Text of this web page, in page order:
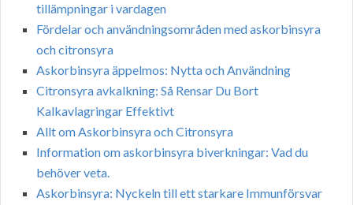
tillämpningar i vardagen
Fördelar och användningsområden med askorbinsyra
och citronsyra
Askorbinsyra äppelmos: Nytta och Användning
Citronsyra avkalkning: Så Rensar Du Bort
Kalkavlagringar Effektivt
Allt om Askorbinsyra och Citronsyra
Information om askorbinsyra biverkningar: Vad du
behöver veta.
Askorbinsyra: Nyckeln till ett starkare Immunförsvar